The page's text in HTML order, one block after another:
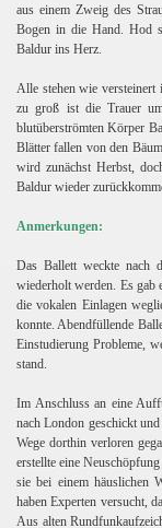
aus einem Zweig des
Bogen in die Hand. Hod
Baldur ins Herz.
Alle stehen wie versteinert
zu groß ist die Trauer
blutüberströmten Körper
Blätter fallen von den
wird zunächst Herbst,
Baldur wieder
Anmerkungen:
Das Ballett weckte nach
wiederholt werden. Es gab
die vokalen Einlagen
konnte. Abendfüllende
Einstudierung Probleme,
stand.
Im Anschluss an eine
nach London geschickt
Wege dorthin verloren
erstellte eine
sie bei einem häuslichen
haben Experten versucht,
Aus alten